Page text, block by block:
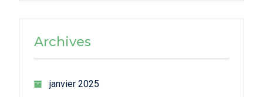
Archives
janvier 2025